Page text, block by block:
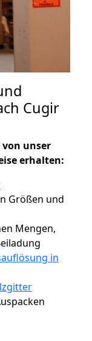
Cugir
von unser
erhalten:
Größen und
Mengen,
in